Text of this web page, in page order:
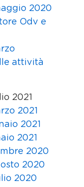
2020
Odv e
attività
2021
2021
2021
2021
2020
2020
2020